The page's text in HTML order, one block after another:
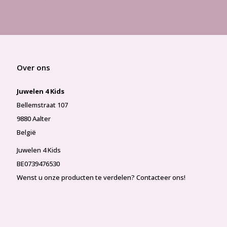
Over ons
Juwelen 4 Kids
Bellemstraat 107
9880 Aalter
België
Juwelen 4 Kids
BE0739476530
Wenst u onze producten te verdelen? Contacteer ons!